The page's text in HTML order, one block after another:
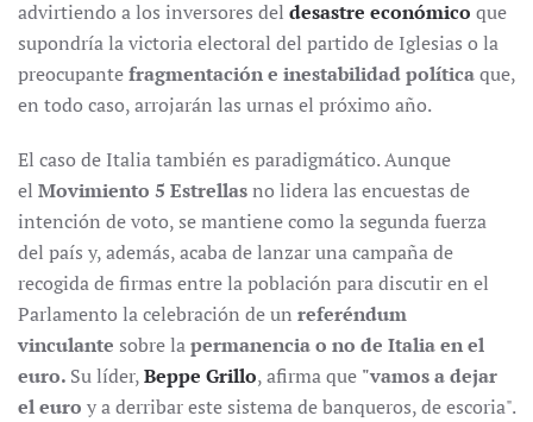
advirtiendo a los inversores del desastre económico que
supondría la victoria electoral del partido de Iglesias o la
preocupantefragmentación e inestabilidad políticaque,
en todo caso, arrojarán las urnas el próximo año.
El caso de Italia también es paradigmático. Aunque
el Movimiento 5 Estrellasno lidera las encuestas de
intención de voto, se mantiene como la segunda fuerza
del país y, además, acaba de lanzar una campaña de
recogida de firmas entre la población para discutir en el
Parlamento la celebración de un referéndum
vinculante sobre lapermanencia o no de Italia en el
euro. Su líder,Beppe Grillo, afirma que "vamos a dejar
el euro y a derribar este sistema de banqueros, de escoria".